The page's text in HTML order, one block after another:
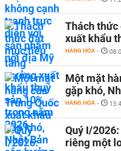
Thách
xuất khẩu
HÀNG HÓA -
Một mặt
gặp khó,
HÀNG HÓA -
Quý I/
riêng một